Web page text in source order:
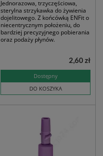
Jednorazowa, trzyczęściowa,
sterylna strzykawka do żywienia
dojelitowego. Z końcówką ENFit o
niecentrycznym położeniu, do
bardziej precyzyjnego pobierania
oraz podaży płynów.
Dostępny
DO KOSZYKA
2,60 zł